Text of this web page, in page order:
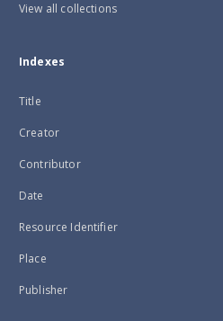
View all collections
Indexes
Title
Creator
Contributor
Date
Resource Identifier
Place
Publisher